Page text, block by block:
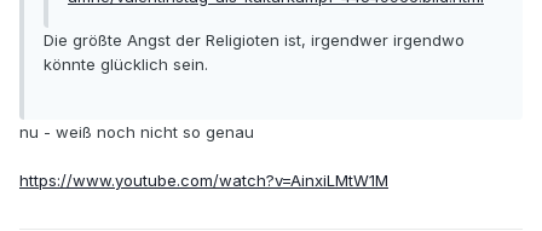
Die größte Angst der Religioten ist, irgendwer irgendwo
könnte glücklich sein.
nu - weiß noch nicht so genau
https://www.youtube.com/watch?v=AinxiLMtW1M